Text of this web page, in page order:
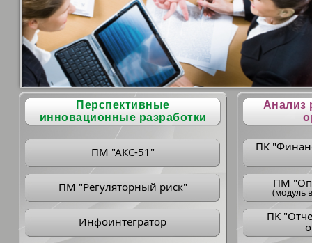
Перспективные
инновационные разработки
ПМ "АКС-51"
ПМ "Регуляторный риск"
Инфоинтегратор
Анализ
ПК
ПM
(модуль
ПK